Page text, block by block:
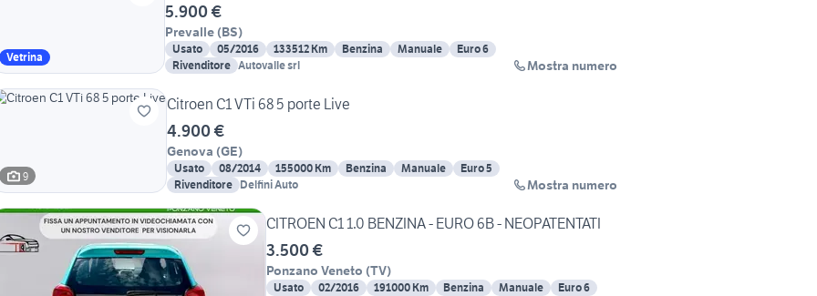
Vetrina
5.900 €
Prevalle (BS)
Usato 05/2016 133512 Km Benzina Manuale
Euro 6
Rivenditore Autovalle srl Mostra numero
9
Citroen C1 VTi 68 5 porte Live
4.900 €
Genova (GE)
Usato 08/2014 155000 Km Benzina Manuale
Euro 5
Rivenditore Delfini Auto Mostra numero
CITROEN C1 1.0 BENZINA - EURO 6B - NEOPATENTATI
3.500 €
Ponzano Veneto (TV)
Usato 02/2016 191000 Km Benzina Manuale Euro 6